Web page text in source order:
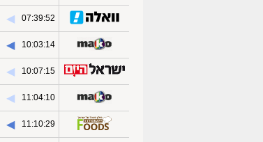
07:39:52
◀︎
10:03:14
◀︎
10:07:15
◀︎
11:04:10
◀︎
11:10:29
◀︎